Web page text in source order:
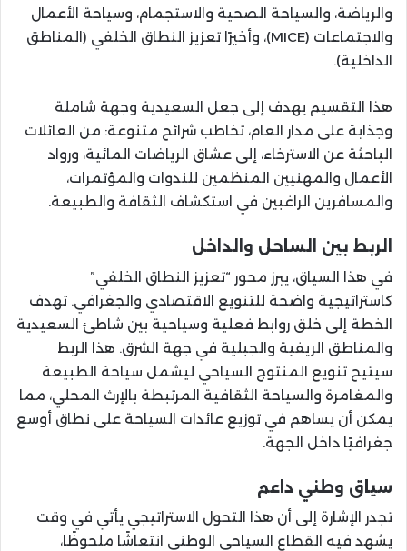
والرياضة، والسياحة الصحية والاستجمام، وسياحة الأعمال
والاجتماعات (MICE)، وأخيرًا تعزيز النطاق الخلفي (المناطق
الداخلية).
هذا التقسيم يهدف إلى جعل السعيدية وجهة شاملة
وجذابة على مدار العام، تخاطب شرائح متنوعة: من العائلات
الباحثة عن الاسترخاء، إلى عشاق الرياضات المائية، ورواد
الأعمال والمهنيين المنظمين للندوات والمؤتمرات،
والمسافرين الراغبين في استكشاف الثقافة والطبيعة.
الربط بين الساحل والداخل
في هذا السياق، يبرز محور “تعزيز النطاق الخلفي”
كاستراتيجية واضحة للتنويع الاقتصادي والجغرافي. تهدف
الخطة إلى خلق روابط فعلية وسياحية بين شاطئ السعيدية
والمناطق الريفية والجبلية في جهة الشرق. هذا الربط
سيتيح تنويع المنتوج السياحي ليشمل سياحة الطبيعة
والمغامرة والسياحة الثقافية المرتبطة بالإرث المحلي، مما
يمكن أن يساهم في توزيع عائدات السياحة على نطاق أوسع
جغرافيًا داخل الجهة.
سياق وطني داعم
تجدر الإشارة إلى أن هذا التحول الاستراتيجي يأتي في وقت
يشهد فيه القطاع السياحي الوطني انتعاشًا ملحوظًا،